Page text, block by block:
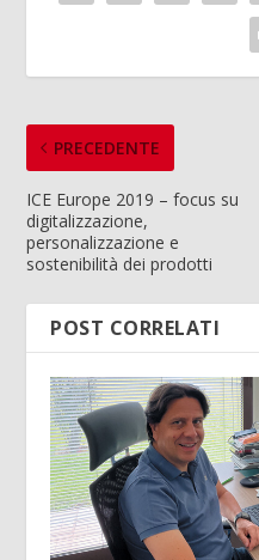
PRECEDENTE
ICE Europe 2019 – focus su
digitalizzazione,
personalizzazione e
sostenibilità dei prodotti
POST CORRELATI